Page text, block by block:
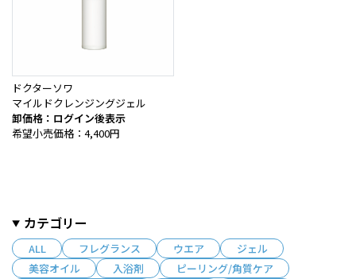
カテゴリー
ALL フレグランス ウエア
ジェル
美容オイル
入浴剤
ピーリング/角質ケア
ドクターソワ
マイルドクレンジングジェル
卸価格：ログイン後表示
希望小売価格：4,400円